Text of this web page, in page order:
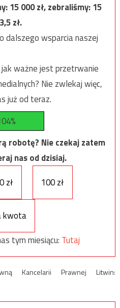
15 000zł, zebraliśmy:15
zł.
dalszego wsparcia naszej
ważne jest przetrwanie
Nie zwlekaj więc,
już od teraz.
robotę? Nie czekaj zatem
nas od dzisiaj.
zł 100 zł
kwota
tym miesiącu: Tutaj
Kancelarii Prawnej Litwin: